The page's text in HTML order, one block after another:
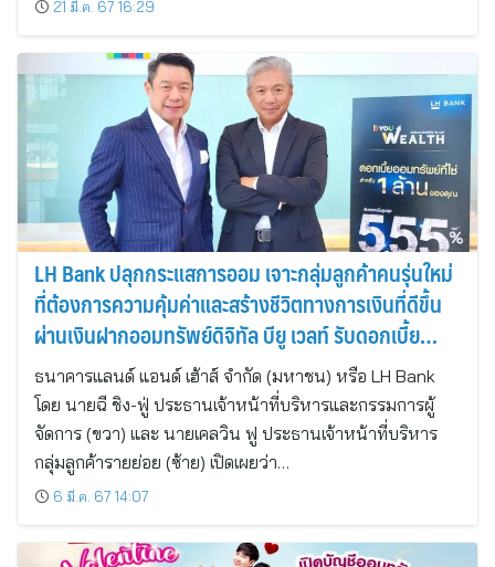
21 มี.ค. 67 16:29
LH Bank ปลุกกระแสการออม เจาะกลุ่มลูกค้าคนรุ่นใหม่
ที่ต้องการความคุ้มค่าและสร้างชีวิตทางการเงินที่ดีขึ้น
ผ่านเงินฝากออมทรัพย์ดิจิทัล บียู เวลท์ รับดอกเบี้ย
สูงสุด 5.55% ต่อปี
ธนาคารแลนด์ แอนด์ เฮ้าส์ จำกัด (มหาชน) หรือ LH Bank
โดย นายฉี ชิง-ฟู่ ประธานเจ้าหน้าที่บริหารและกรรมการผู้
จัดการ (ขวา) และ นายเคลวิน ฟู ประธานเจ้าหน้าที่บริหาร
กลุ่มลูกค้ารายย่อย (ซ้าย) เปิดเผยว่า…
6 มี.ค. 67 14:07